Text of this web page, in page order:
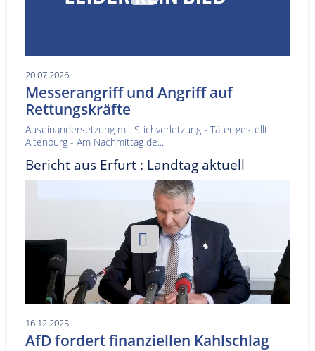
20.07.2026
Messerangriff und Angriff auf
Rettungskräfte
Auseinandersetzung mit Stichverletzung - Täter gestellt
Altenburg - Am Nachmittag de...
Bericht aus Erfurt : Landtag aktuell
16.12.2025
AfD fordert finanziellen Kahlschlag